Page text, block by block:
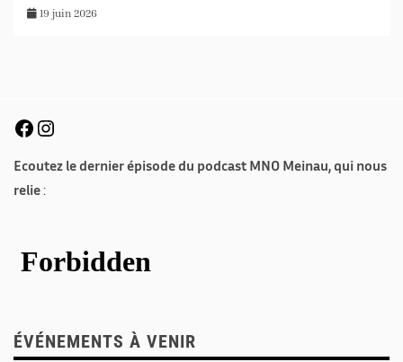
19 juin 2026
Ecoutez le dernier épisode du podcast MNO Meinau, qui nous
relie:
ÉVÉNEMENTS À VENIR